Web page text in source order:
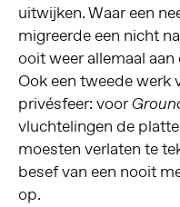
uitwijken. Waar een
migreerde een nicht
ooit weer allemaal
Ook een tweede werk
privésfeer: voor
vluchtelingen de
moesten verlaten te
besef van een nooit
op.